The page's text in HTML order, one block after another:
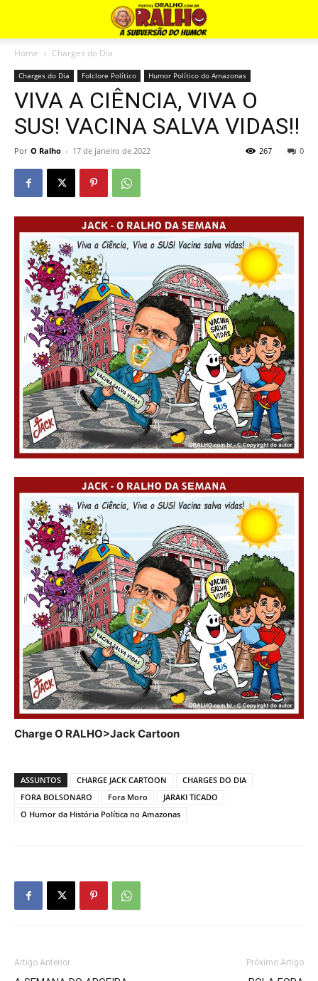
Home Charges do Dia
Charges do Dia Folclore Político Humor Político do Amazonas
VIVA A CIÊNCIA, VIVA O
SUS! VACINA SALVA VIDAS!!
Por O Ralho - 17 de janeiro de 2022 0
267
Charge O RALHO>Jack Cartoon
ASSUNTOS CHARGE JACK CARTOON
CHARGES DO DIA
FORA BOLSONARO
Fora Moro
JARAKI TICADO
O Humor da História Política no Amazonas
Artigo Anterior Próximo Artigo